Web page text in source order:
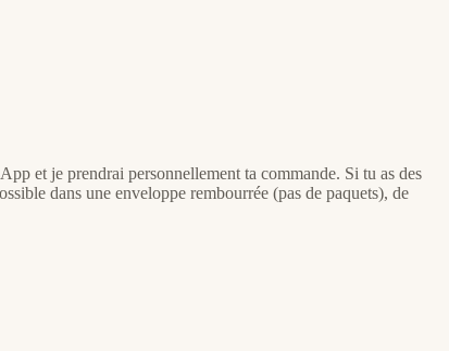
et je prendrai personnellement ta commande. Si tu as des
dans une enveloppe rembourrée (pas de paquets), de